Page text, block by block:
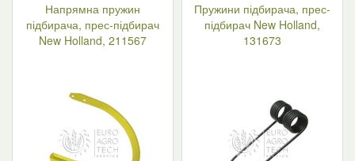
Напрямна пружин
підбирача, прес-підбирач
New Holland, 211567
Пружини підбирача, прес-
підбирач New Holland,
131673